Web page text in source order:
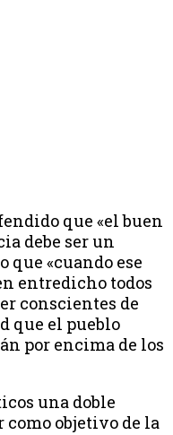
que «el buen
debe ser un
que «cuando ese
entredicho todos
conscientes de
que el pueblo
por encima de los
una doble
como objetivo de la